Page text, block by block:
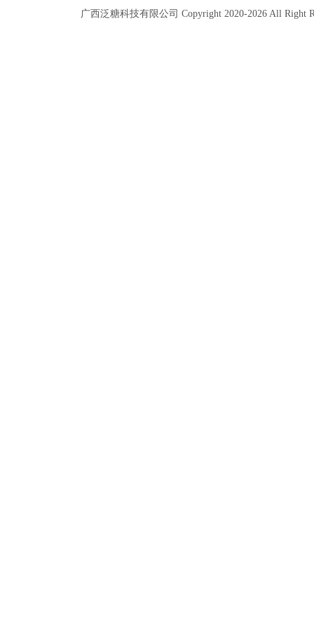
广西泛糖科技有限公司 Copyright 2020-2026 All Right